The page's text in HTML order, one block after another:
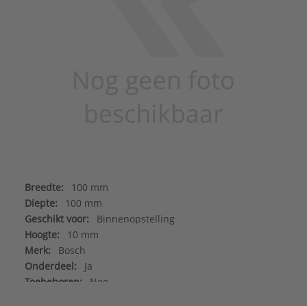
Breedte:
100 mm
Diepte:
100 mm
Geschikt voor:
Binnenopstelling
Hoogte:
10 mm
Merk:
Bosch
Onderdeel:
Ja
Toebehoren:
Nee